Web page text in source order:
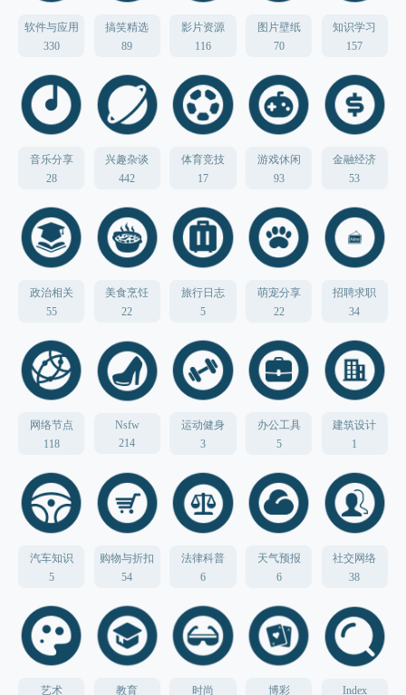
软件与应用
330
搞笑精选
89
影片资源
116
图片壁纸
70
知识学习
157
音乐分享
28
兴趣杂谈
442
体育竞技
17
游戏休闲
93
金融经济
53
政治相关
55
美食烹饪
22
旅行日志
5
萌宠分享
22
招聘求职
34
网络节点
118
Nsfw
214
运动健身
3
办公工具
5
建筑设计
1
汽车知识
5
购物与折扣
54
法律科普
6
天气预报
6
社交网络
38
艺术
教育
时尚
博彩
Index